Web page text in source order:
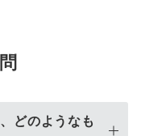
どのようなも